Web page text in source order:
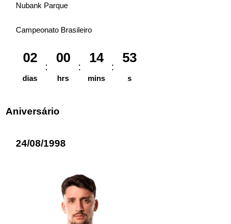
Nubank Parque
Campeonato Brasileiro
02
dias
00
hrs
14
mins
53
s
Aniversário
24/08/1998